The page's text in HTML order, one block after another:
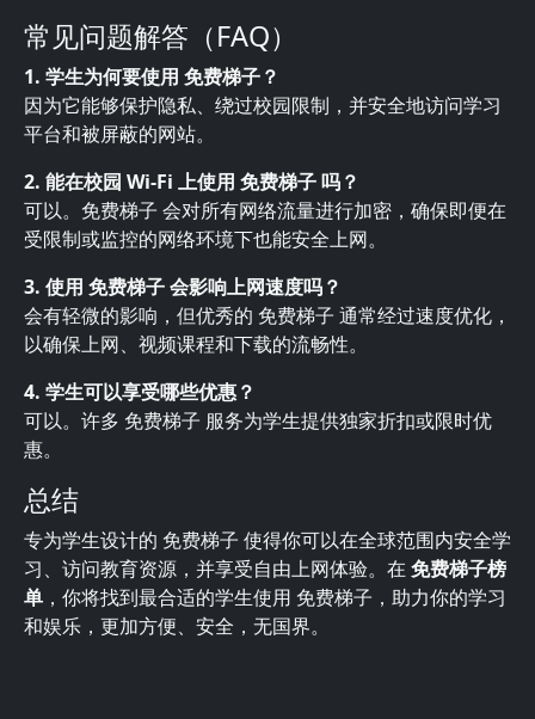
常见问题解答（FAQ）
1. 学生为何要使用 免费梯子？
因为它能够保护隐私、绕过校园限制，并安全地访问学习
平台和被屏蔽的网站。
2. 能在校园 Wi-Fi 上使用 免费梯子 吗？
可以。免费梯子 会对所有网络流量进行加密，确保即便在
受限制或监控的网络环境下也能安全上网。
3. 使用 免费梯子 会影响上网速度吗？
会有轻微的影响，但优秀的 免费梯子 通常经过速度优化，
以确保上网、视频课程和下载的流畅性。
4. 学生可以享受哪些优惠？
可以。许多 免费梯子 服务为学生提供独家折扣或限时优
惠。
总结
专为学生设计的 免费梯子 使得你可以在全球范围内安全学
习、访问教育资源，并享受自由上网体验。在 免费梯子榜
单 ，你将找到最合适的学生使用 免费梯子，助力你的学习
和娱乐，更加方便、安全，无国界。